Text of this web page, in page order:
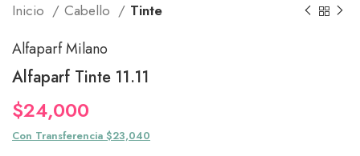
Inicio Cabello Tinte
Alfaparf Milano
Alfaparf Tinte 11.11
$24,000
Con Transferencia $23,040